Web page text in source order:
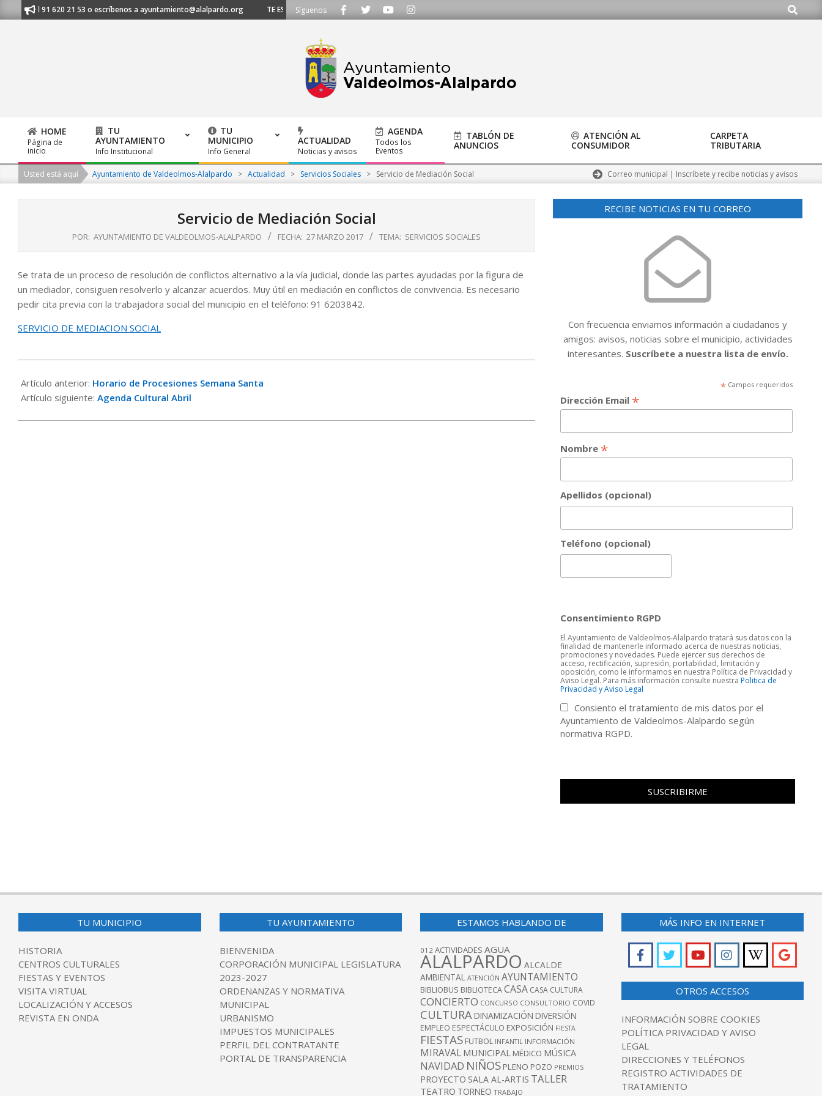
to
al 91 620 21 53 o escríbenos a ayuntamiento@alalpardo.org TE ESCUCHAMOS - Llámanos al 91 620 21 53 o escríbenos a ayuntamiento@alalpardo.org
Síguenos Buscar
Primary
Navigation
Menu
HOME
Página de
inicio
TU
AYUNTAMIENTO
Info Institucional
TU
MUNICIPIO
Info General
ACTUALIDAD
Noticias y avisos
AGENDA
Todos los
Eventos
TABLÓN DE
ANUNCIOS
ATENCIÓN AL
CONSUMIDOR
CARPETA
TRIBUTARIA
Usted está aquí Ayuntamiento de Valdeolmos-Alalpardo > Actualidad > Servicios Sociales > Servicio de Mediación Social Correo municipal | Inscríbete y recibe noticias y avisos
Servicio de Mediación Social
POR: AYUNTAMIENTO DE VALDEOLMOS-ALALPARDO FECHA: 27 MARZO 2017 TEMA: SERVICIOS SOCIALES
Se trata de un proceso de resolución de conflictos alternativo a la vía judicial, donde las partes ayudadas por la figura de
un mediador, consiguen resolverlo y alcanzar acuerdos. Muy útil en mediación en conflictos de convivencia. Es necesario
pedir cita previa con la trabajadora social del municipio en el teléfono: 91 6203842.
SERVICIO DE MEDIACION SOCIAL
03-
27
Artículo anterior: Horario de Procesiones Semana Santa
Artículo siguiente: Agenda Cultural Abril
RECIBE NOTICIAS EN TU CORREO
Con frecuencia enviamos información a ciudadanos y
amigos: avisos, noticias sobre el municipio, actividades
interesantes. Suscríbete a nuestra lista de envío.
* Campos requeridos
Dirección Email *
Nombre *
Apellidos (opcional)
Teléfono (opcional)
Consentimiento RGPD
El Ayuntamiento de Valdeolmos-Alalpardo tratará sus datos con la
finalidad de mantenerle informado acerca de nuestras noticias,
promociones y novedades. Puede ejercer sus derechos de
acceso, rectificación, supresión, portabilidad, limitación y
oposición, como le informamos en nuestra Política de Privacidad y
Aviso Legal. Para más información consulte nuestraPolitica de
Privacidad y Aviso Legal
Consiento el tratamiento de mis datos por el
Ayuntamiento de Valdeolmos-Alalpardo según
normativa RGPD.
TU MUNICIPIO
HISTORIA
CENTROS CULTURALES
FIESTAS Y EVENTOS
VISITA VIRTUAL
LOCALIZACIÓN Y ACCESOS
REVISTA EN ONDA
TU AYUNTAMIENTO
BIENVENIDA
CORPORACIÓN MUNICIPAL LEGISLATURA
2023-2027
ORDENANZAS Y NORMATIVA
MUNICIPAL
URBANISMO
IMPUESTOS MUNICIPALES
PERFIL DEL CONTRATANTE
PORTAL DE TRANSPARENCIA
ESTAMOS HABLANDO DE
012 ACTIVIDADES AGUA
ALALPARDO ALCALDE
AMBIENTAL ATENCIÓN AYUNTAMIENTO
BIBLIOBUS BIBLIOTECACASA CASA CULTURA
CONCIERTO CONCURSO CONSULTORIO COVID
CULTURA DINAMIZACIÓN DIVERSIÓN
EMPLEO ESPECTÁCULO EXPOSICIÓN FIESTA
FIESTAS FUTBOL INFANTIL INFORMACIÓN
MIRAVAL MUNICIPAL MÉDICO MÚSICA
NAVIDAD NIÑOS PLENO POZO PREMIOS
PROYECTO SALA AL-ARTIS TALLER
TEATRO TORNEO TRABAJO
MÁS INFO EN INTERNET
OTROS ACCESOS
INFORMACIÓN SOBRE COOKIES
POLÍTICA PRIVACIDAD Y AVISO
LEGAL
DIRECCIONES Y TELÉFONOS
REGISTRO ACTIVIDADES DE
TRATAMIENTO